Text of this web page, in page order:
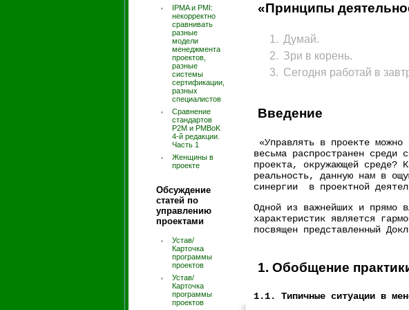
IPMA и PMI:
некорректно
сравнивать
разные
модели
менеджмента
проектов,
разные
системы
сертификации,
разных
специалистов
Сравнение
стандартов
P2M и PMBoK
4-й редакции.
Часть 1
Женщины в
проекте
Обсуждение
статей по
управлению
проектами
Устав/
Карточка
программы
проектов
Устав/
Карточка
программы
проектов
«Принципы
Думай.
Зри в корень.
Сегодня работай в
Введение
«Управлять в проекте
весьма распространен
проекта, окружающей среде?
реальность, данную нам в
синергии в проектной
Одной из важнейших и прямо
характеристик является
посвящен представленный
1. Обобщение
1.1. Типичные ситуации в